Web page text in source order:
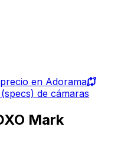
en Adorama
de cámaras
Mark